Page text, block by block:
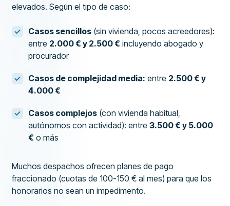
elevados. Según el tipo de caso:
Casos sencillos (sin vivienda, pocos acreedores):
entre 2.000 € y 2.500 € incluyendo abogado y
procurador
Casos de complejidad media: entre 2.500 € y
4.000 €
Casos complejos (con vivienda habitual,
autónomos con actividad): entre3.500 € y 5.000
€ o más
Muchos despachos ofrecen planes de pago
fraccionado (cuotas de 100-150 € al mes) para que los
honorarios no sean un impedimento.